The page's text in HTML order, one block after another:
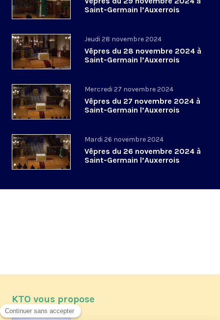
Saint-Germain l’Auxerrois
Jeudi 28 novembre 2024
Vêpres du 28 novembre 2024 à
Saint-Germain l’Auxerrois
Mercredi 27 novembre 2024
Vêpres du 27 novembre 2024 à
Saint-Germain l’Auxerrois
Mardi 26 novembre 2024
Vêpres du 26 novembre 2024 à
Saint-Germain l’Auxerrois
KTO vous propose